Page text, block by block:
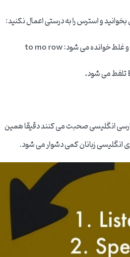
و استرس را به درستی اعمال نکنید:
.
فارسی انگلیسی صحبت می کنند دقیقا همین
انگلیسی زبانان کمی دشوار می شود.